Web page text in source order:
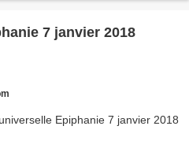
7 janvier 2018